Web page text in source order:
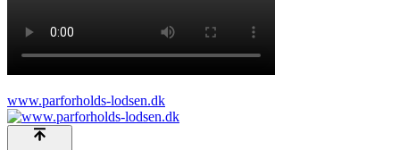
www.parforholds-lodsen.dk